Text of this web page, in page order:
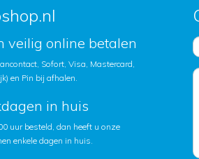
veilig online betalen
Sofort, Visa, Mastercard,
en Pin bij afhalen.
in huis
uur besteld, dan heeft u onze
enkele dagen in huis.